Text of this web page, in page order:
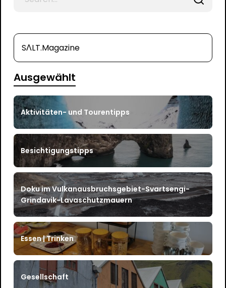
SΛLT.Magazine
Ausgewählt
Aktivitäten- und Tourentipps
Besichtigungstipps
Doku im Vulkanausbruchsgebiet-Svartsengi-
Grindavik-Lavaschutzmauern
Essen | Trinken
Gesellschaft